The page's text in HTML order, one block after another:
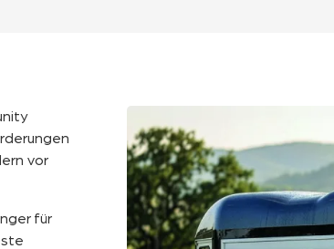
vor
für